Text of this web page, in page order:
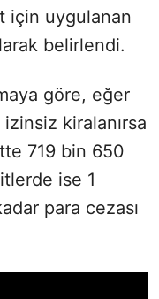
için uygulanan
belirlendi.
göre, eğer
kiralanırsa
719 bin 650
ise 1
para cezası